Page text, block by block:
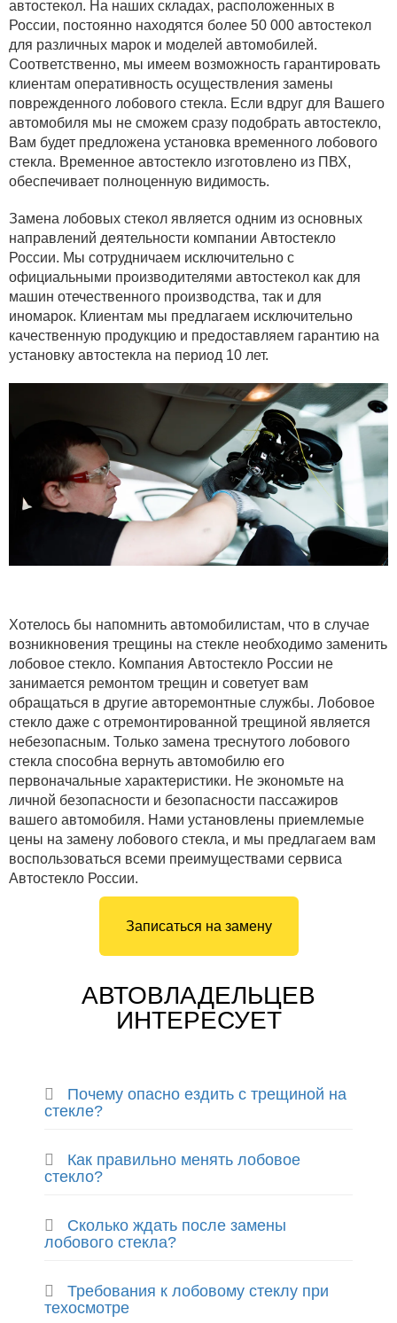
автостекол. На наших складах, расположенных в
России, постоянно находятся более 50 000 автостекол
для различных марок и моделей автомобилей.
Соответственно, мы имеем возможность гарантировать
клиентам оперативность осуществления замены
поврежденного лобового стекла. Если вдруг для Вашего
автомобиля мы не сможем сразу подобрать автостекло,
Вам будет предложена установка временного лобового
стекла. Временное автостекло изготовлено из ПВХ,
обеспечивает полноценную видимость.
Замена лобовых стекол является одним из основных
направлений деятельности компании Автостекло
России. Мы сотрудничаем исключительно с
официальными производителями автостекол как для
машин отечественного производства, так и для
иномарок. Клиентам мы предлагаем исключительно
качественную продукцию и предоставляем гарантию на
установку автостекла на период 10 лет.
Хотелось бы напомнить автомобилистам, что в случае
возникновения трещины на стекле необходимо заменить
лобовое стекло. Компания Автостекло России не
занимается ремонтом трещин и советует вам
обращаться в другие авторемонтные службы. Лобовое
стекло даже с отремонтированной трещиной является
небезопасным. Только замена треснутого лобового
стекла способна вернуть автомобилю его
первоначальные характеристики. Не экономьте на
личной безопасности и безопасности пассажиров
вашего автомобиля. Нами установлены приемлемые
цены на замену лобового стекла, и мы предлагаем вам
воспользоваться всеми преимуществами сервиса
Автостекло России.
Записаться на замену
АВТОВЛАДЕЛЬЦЕВ
ИНТЕРЕСУЕТ
Почему опасно ездить с трещиной на
стекле?
Как правильно менять лобовое
стекло?
Сколько ждать после замены
лобового стекла?
Требования к лобовому стеклу при
техосмотре